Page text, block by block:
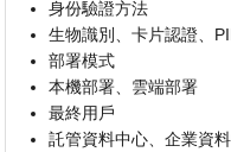
身份驗證方法
生物識別、卡片認證、
部署模式
本機部署、雲端部署
最終用戶
託管資料中心、企業資